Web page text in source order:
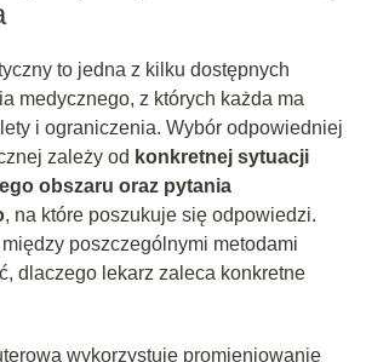
to jedna z kilku dostępnych
medycznego, z których każda ma
i ograniczenia. Wybór odpowiedniej
zależy od konkretnej sytuacji
obszaru oraz pytania
, na które poszukuje się odpowiedzi.
poszczególnymi metodami
dlaczego lekarz zaleca konkretne
wykorzystuje promieniowanie